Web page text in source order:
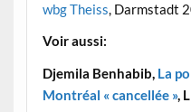
wbg Theiss, Darmstadt
Voir aussi:
Djemila Benhabib, La
Montréal « cancellée »,